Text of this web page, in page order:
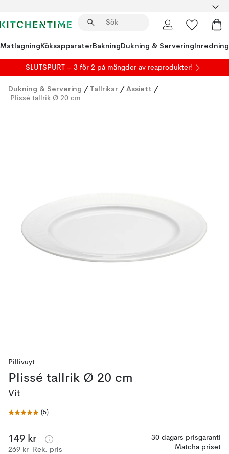
MatlagningKöksapparaterBakningDukning & ServeringInredning
SLUTSPURT – 3 för 2 på mängder av reaprodukter!
Dukning & Servering / Tallrikar / Assiett /
Plissé tallrik Ø 20 cm
Pillivuyt
Plissé tallrik Ø 20 cm
Vit
(5)
149 kr
269 kr Rek. pris
30 dagars prisgaranti
Matcha priset